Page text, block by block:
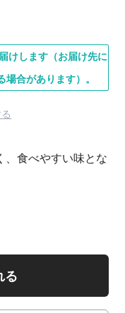
けします（お届け先に
合があります）。
、食べやすい味とな
る